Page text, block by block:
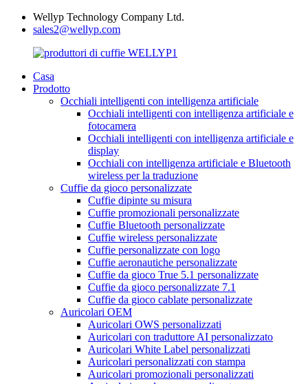
Wellyp Technology Company Ltd.
sales2@wellyp.com
Casa
Prodotto
Occhiali intelligenti con intelligenza artificiale
Occhiali intelligenti con intelligenza artificiale e
fotocamera
Occhiali intelligenti con intelligenza artificiale e
display
Occhiali con intelligenza artificiale e Bluetooth
wireless per la traduzione
Cuffie da gioco personalizzate
Cuffie dipinte su misura
Cuffie promozionali personalizzate
Cuffie Bluetooth personalizzate
Cuffie wireless personalizzate
Cuffie personalizzate con logo
Cuffie aeronautiche personalizzate
Cuffie da gioco True 5.1 personalizzate
Cuffie da gioco personalizzate 7.1
Cuffie da gioco cablate personalizzate
Auricolari OEM
Auricolari OWS personalizzati
Auricolari con traduttore AI personalizzato
Auricolari White Label personalizzati
Auricolari personalizzati con stampa
Auricolari promozionali personalizzati